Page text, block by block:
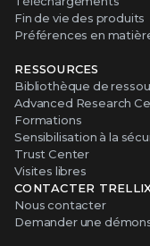
Fin de vie des produits
Préférences en
RESSOURCES
Bibliothèque de
Advanced Research
Formations
Sensibilisation à la
Trust Center
Visites libres
CONTACTER
Nous contacter
Demander une